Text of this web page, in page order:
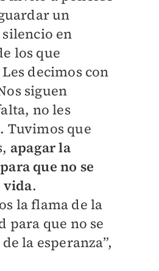
un
en
los que
decimos con
siguen
no les
Tuvimos que
apagar la
que no se
vida.
la flama de la
para que no se
la esperanza”,